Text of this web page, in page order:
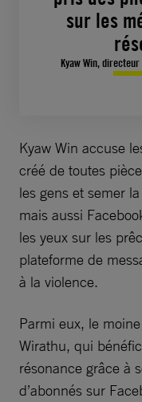
sur les
Kyaw Win, directeur
Kyaw Win accuse
créé de toutes
les gens et semer
mais aussi
les yeux sur les
plateforme de
à la violence.
Parmi eux, le
Wirathu, qui
résonance grâce à
d’abonnés sur